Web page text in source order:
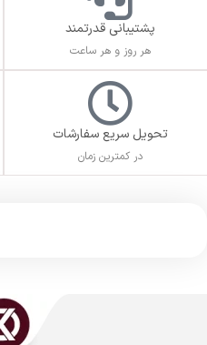
پشتیبانی قدرتمند
هر روز و هر ساعت
تحویل سریع سفارشات
در کمترین زمان